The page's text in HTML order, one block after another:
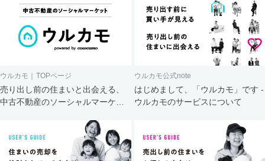
ウルカモ｜TOPページ
売り出し前の住まいと出会える、
中古不動産のソーシャルマーケッ
ウルカモ公式note
はじめまして、「ウルカモ」です -
ウルカモのサービスについて